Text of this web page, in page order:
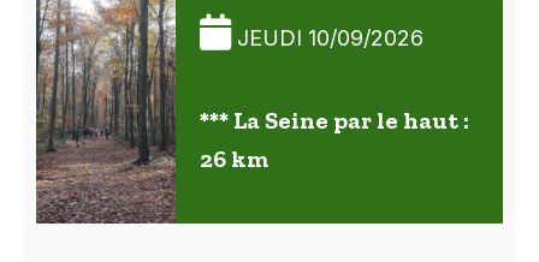
JEUDI 10/09/2026
*** La Seine par le haut :
26 km